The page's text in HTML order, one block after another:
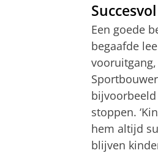
Een goede
begaafde
stoppen.
hem altijd
blijven